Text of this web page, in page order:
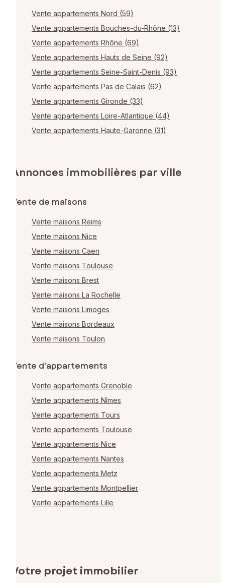
Vente appartements Nord (59)
Vente appartements Bouches-du-Rhône (13)
Vente appartements Rhône (69)
Vente appartements Hauts de Seine (92)
Vente appartements Seine-Saint-Denis (93)
Vente appartements Pas de Calais (62)
Vente appartements Gironde (33)
Vente appartements Loire-Atlantique (44)
Vente appartements Haute-Garonne (31)
Annonces immobilières par ville
Vente de maisons
Vente maisons Reims
Vente maisons Nice
Vente maisons Caen
Vente maisons Toulouse
Vente maisons Brest
Vente maisons La Rochelle
Vente maisons Limoges
Vente maisons Bordeaux
Vente maisons Toulon
Vente d'appartements
Vente appartements Grenoble
Vente appartements Nîmes
Vente appartements Tours
Vente appartements Toulouse
Vente appartements Nice
Vente appartements Nantes
Vente appartements Metz
Vente appartements Montpellier
Vente appartements Lille
Votre projet immobilier